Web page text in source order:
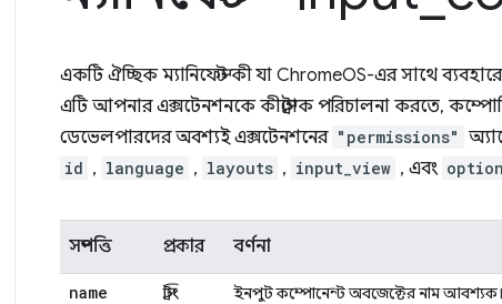
একটি ঐচ্ছিক ম্যানিফেস্ট কী যা ChromeOS-এর সাথে
এটি আপনার এক্সটেনশনকে কীস্ট্রোক পরিচালনা করতে,
ডেভেলপারদের অবশ্যই এক্সটেনশনের "permissions"
id , language , layouts , input_view , এবং
সম্পত্তি প্রকার বর্ণনা
name স্ট্রিং ইনপুট কম্পোনেন্ট অবজেক্টের নাম আবশ্যক।